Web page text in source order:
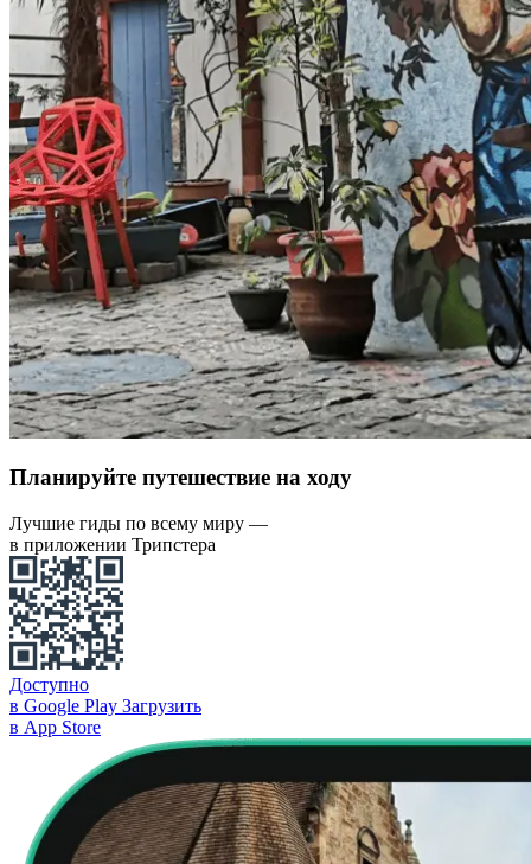
Планируйте путешествие на ходу
Лучшие гиды по всему миру —
в приложении Трипстера
Доступно
в Google Play Загрузить
в App Store